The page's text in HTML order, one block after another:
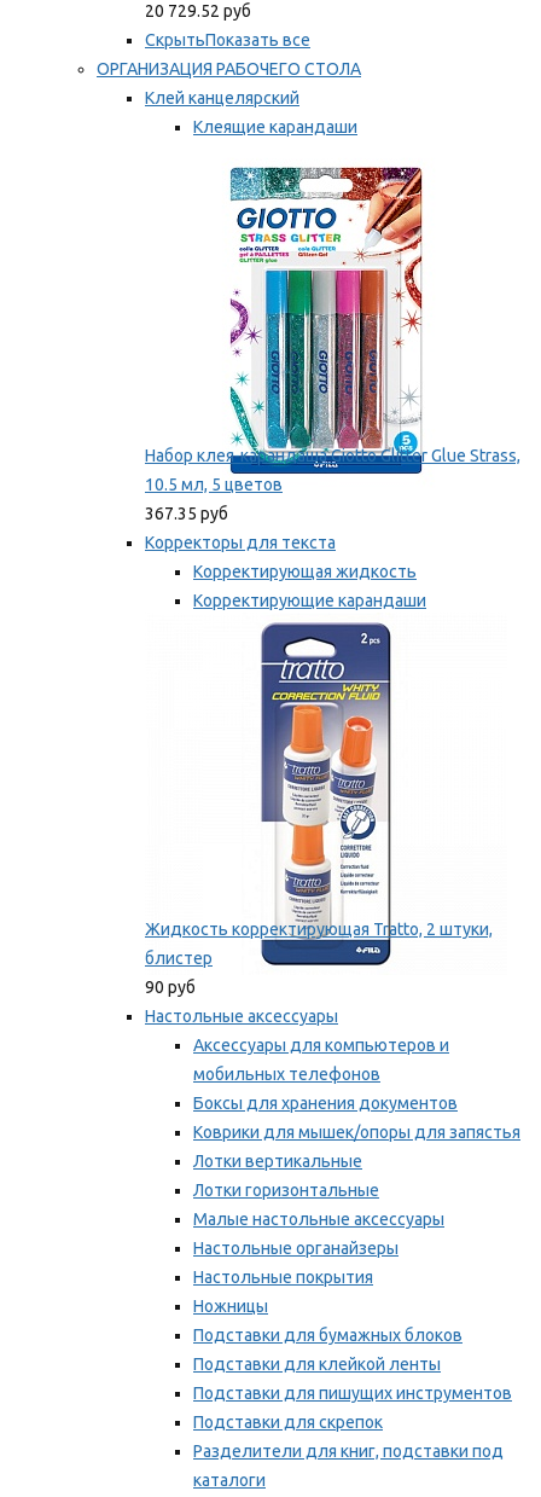
20 729.52 руб
СкрытьПоказать все
ОРГАНИЗАЦИЯ РАБОЧЕГО СТОЛА
Клей канцелярский
Клеящие карандаши
Мы рекомендуем
Набор клея-карандаша Giotto Glitter Glue Strass,
10.5 мл, 5 цветов
367.35 руб
Корректоры для текста
Корректирующая жидкость
Корректирующие карандаши
Корректирующие ленты
Мы рекомендуем
Жидкость корректирующая Tratto, 2 штуки,
блистер
90 руб
Настольные аксессуары
Аксессуары для компьютеров и
мобильных телефонов
Боксы для хранения документов
Коврики для мышек/опоры для запястья
Лотки вертикальные
Лотки горизонтальные
Малые настольные аксессуары
Настольные органайзеры
Настольные покрытия
Ножницы
Подставки для бумажных блоков
Подставки для клейкой ленты
Подставки для пишущих инструментов
Подставки для скрепок
Разделители для книг, подставки под
каталоги